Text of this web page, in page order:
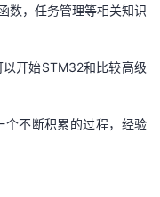
数，任务管理等相关知识
开始STM32和比较高级
个不断积累的过程，经验